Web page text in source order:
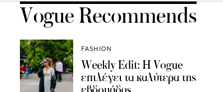
Vogue Recommends
FASHION
Weekly Edit: Η Vogue
επιλέγει τα καλύτερα της